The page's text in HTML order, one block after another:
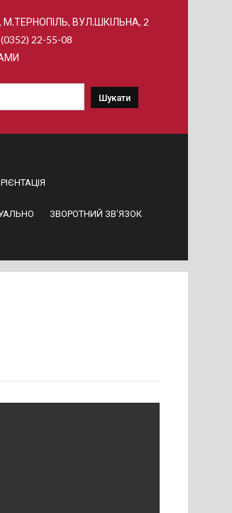
М.ТЕРНОПІЛЬ, ВУЛ.ШКІЛЬНА, 2
22-55-08
ЗВОРОТНИЙ ЗВ’ЯЗОК